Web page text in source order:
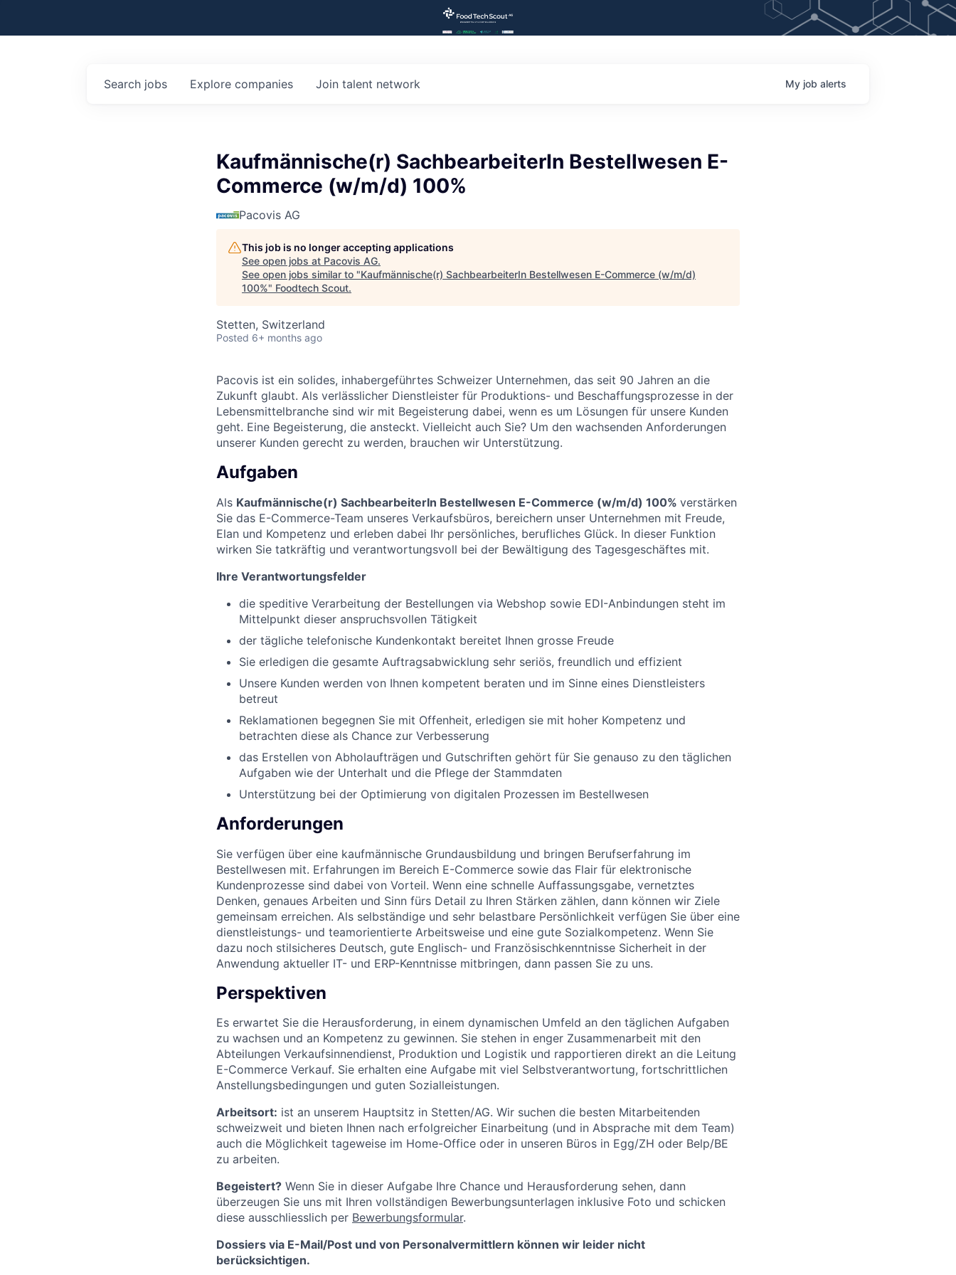
Search jobs Explore companies Join talent network My job alerts
Kaufmännische(r) SachbearbeiterIn Bestellwesen E-
Commerce (w/m/d) 100%
Pacovis AG
This job is no longer accepting applications
See open jobs at Pacovis AG.
See open jobs similar to "Kaufmännische(r) SachbearbeiterIn Bestellwesen E-Commerce (w/m/d)
100%" Foodtech Scout.
Stetten, Switzerland
Posted 6+ months ago
Pacovis ist ein solides, inhabergeführtes Schweizer Unternehmen, das seit 90 Jahren an die
Zukunft glaubt. Als verlässlicher Dienstleister für Produktions- und Beschaffungsprozesse in der
Lebensmittelbranche sind wir mit Begeisterung dabei, wenn es um Lösungen für unsere Kunden
geht. Eine Begeisterung, die ansteckt. Vielleicht auch Sie? Um den wachsenden Anforderungen
unserer Kunden gerecht zu werden, brauchen wir Unterstützung.
Aufgaben
Als Kaufmännische(r) SachbearbeiterIn Bestellwesen E-Commerce (w/m/d) 100% verstärken
Sie das E-Commerce-Team unseres Verkaufsbüros, bereichern unser Unternehmen mit Freude,
Elan und Kompetenz und erleben dabei Ihr persönliches, berufliches Glück. In dieser Funktion
wirken Sie tatkräftig und verantwortungsvoll bei der Bewältigung des Tagesgeschäftes mit.
Ihre Verantwortungsfelder
die speditive Verarbeitung der Bestellungen via Webshop sowie EDI-Anbindungen steht im
Mittelpunkt dieser anspruchsvollen Tätigkeit
der tägliche telefonische Kundenkontakt bereitet Ihnen grosse Freude
Sie erledigen die gesamte Auftragsabwicklung sehr seriös, freundlich und effizient
Unsere Kunden werden von Ihnen kompetent beraten und im Sinne eines Dienstleisters
betreut
Reklamationen begegnen Sie mit Offenheit, erledigen sie mit hoher Kompetenz und
betrachten diese als Chance zur Verbesserung
das Erstellen von Abholaufträgen und Gutschriften gehört für Sie genauso zu den täglichen
Aufgaben wie der Unterhalt und die Pflege der Stammdaten
Unterstützung bei der Optimierung von digitalen Prozessen im Bestellwesen
Anforderungen
Sie verfügen über eine kaufmännische Grundausbildung und bringen Berufserfahrung im
Bestellwesen mit. Erfahrungen im Bereich E-Commerce sowie das Flair für elektronische
Kundenprozesse sind dabei von Vorteil. Wenn eine schnelle Auffassungsgabe, vernetztes
Denken, genaues Arbeiten und Sinn fürs Detail zu Ihren Stärken zählen, dann können wir Ziele
gemeinsam erreichen. Als selbständige und sehr belastbare Persönlichkeit verfügen Sie über eine
dienstleistungs- und teamorientierte Arbeitsweise und eine gute Sozialkompetenz. Wenn Sie
dazu noch stilsicheres Deutsch, gute Englisch- und Französischkenntnisse Sicherheit in der
Anwendung aktueller IT- und ERP-Kenntnisse mitbringen, dann passen Sie zu uns.
Perspektiven
Es erwartet Sie die Herausforderung, in einem dynamischen Umfeld an den täglichen Aufgaben
zu wachsen und an Kompetenz zu gewinnen. Sie stehen in enger Zusammenarbeit mit den
Abteilungen Verkaufsinnendienst, Produktion und Logistik und rapportieren direkt an die Leitung
E-Commerce Verkauf. Sie erhalten eine Aufgabe mit viel Selbstverantwortung, fortschrittlichen
Anstellungsbedingungen und guten Sozialleistungen.
Arbeitsort: ist an unserem Hauptsitz in Stetten/AG. Wir suchen die besten Mitarbeitenden
schweizweit und bieten Ihnen nach erfolgreicher Einarbeitung (und in Absprache mit dem Team)
auch die Möglichkeit tageweise im Home-Office oder in unseren Büros in Egg/ZH oder Belp/BE
zu arbeiten.
Begeistert? Wenn Sie in dieser Aufgabe Ihre Chance und Herausforderung sehen, dann
überzeugen Sie uns mit Ihren vollständigen Bewerbungsunterlagen inklusive Foto und schicken
diese ausschliesslich per Bewerbungsformular.
Dossiers via E-Mail/Post und von Personalvermittlern können wir leider nicht
berücksichtigen.